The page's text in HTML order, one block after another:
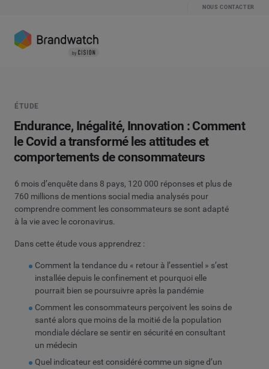
NOUS CONTACTER
ÉTUDE
Endurance, Inégalité, Innovation : Comment
le Covid a transformé les attitudes et
comportements de consommateurs
6 mois d’enquête dans 8 pays, 120 000 réponses et plus de
760 millions de mentions social media analysés pour
comprendre comment les consommateurs se sont adapté
à la vie avec le coronavirus.
Dans cette étude vous apprendrez :
Comment la tendance du « retour à l’essentiel » s’est
installée depuis le confinement et pourquoi elle
pourrait bien se poursuivre après la pandémie
Comment les consommateurs perçoivent les soins de
santé alors que moins de la moitié de la population
mondiale déclare se sentir en sécurité en consultant
un médecin
Quel indicateur est considéré comme un signe d’un